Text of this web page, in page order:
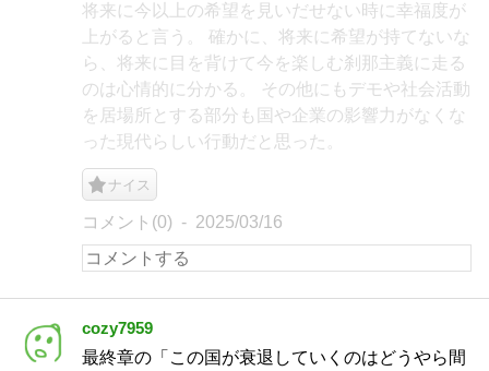
将来に今以上の希望を見いだせない時に幸福度が
上がると言う。 確かに、将来に希望が持てないな
ら、将来に目を背けて今を楽しむ刹那主義に走る
のは心情的に分かる。 その他にもデモや社会活動
を居場所とする部分も国や企業の影響力がなくな
った現代らしい行動だと思った。
ナイス
コメント(0) 2025/03/16
cozy7959
最終章の「この国が衰退していくのはどうやら間